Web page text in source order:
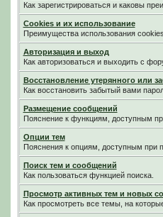
Как зарегистрироваться и каковы
Cookies и их использование
Преимущества использования
Авторизация и выход
Как авторизоваться и выходить с
Восстановление утерянного или
Как восстановить забытый вами
Размещение сообщений
Пояснение к функциям, доступным
Опции тем
Пояснения к опциям, доступным при
Поиск тем и сообщений
Как пользоваться функцией поиска.
Просмотр активных тем и новых
Как просмотреть все темы, на